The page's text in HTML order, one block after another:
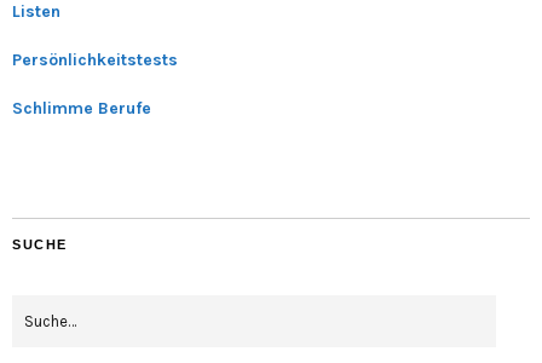
Listen
Persönlichkeitstests
Schlimme Berufe
SUCHE